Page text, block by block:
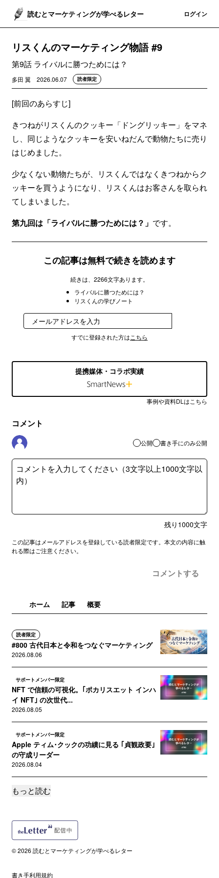
読むとマーケティングが学べるレター ログイン
リスくんのマーケティング物語 #9
第9話 ライバルに勝つためには？
多田 翼 2026.06.07 読者限定
[前回のあらすじ]
きつねがリスくんのクッキー「ドングリッキー」をマネ
し、同じようなクッキーを安いねだんで動物たちに売り
はじめました。
少なくない動物たちが、リスくんではなくきつねからク
ッキーを買うようになり、リスくんはお客さんを取られ
てしまいました。
第九回は「ライバルに勝つためには？」 です。
この記事は無料で続きを読めます
続きは、2266文字あります。
ライバルに勝つためには？
リスくんの学びノート
すでに登録された方は こちら
提携媒体・コラボ実績
事例や資料DLはこちら
コメント
公開 書き手にのみ公開
残り 1000文字
この記事はメールアドレスを登録している読者限定です。本文の内容に触
れる際はご注意ください。
コメントする
ホーム 記事 概要
読者限定
#800 古代日本と令和をつなぐマーケティング
2026.08.06
サポートメンバー限定
NFT で信頼の可視化。｢ポカリスエット インハ
イ NFT｣ の次世代...
2026.08.05
サポートメンバー限定
Apple ティム･クックの功績に見る ｢貞観政要｣
の守成リーダー
2026.08.04
サポートメンバー限定
2026.08.03
リスくんのマーケティング物語 #17
もっと読む
© 2026 読むとマーケティングが学べるレター
書き手利用規約